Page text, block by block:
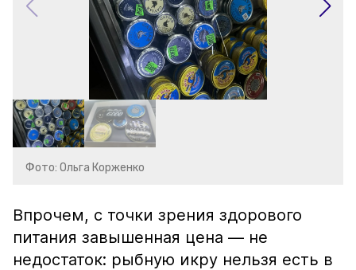
Фото: Ольга Корженко
Впрочем, с точки зрения здорового
питания завышенная цена — не
недостаток: рыбную икру нельзя есть в